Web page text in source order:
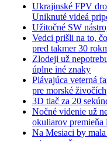
Ukrajinské FPV
Uniknuté videá
Užitočné SW
Vedci prišli na to,
pred takmer 30
Zlodeji už
úplne iné znaky
Plávajúca veterná
pre morské
3D tlač za 20
Nočné videnie už
okuliarov premieňa
Na Mesiaci by